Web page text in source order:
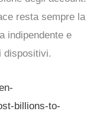
resta sempre la
indipendente e
dispositivi.
billions-to-